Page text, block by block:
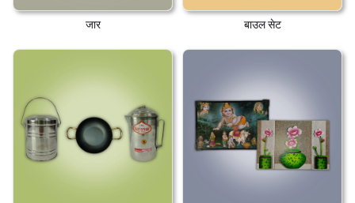
जार बाउल सेट